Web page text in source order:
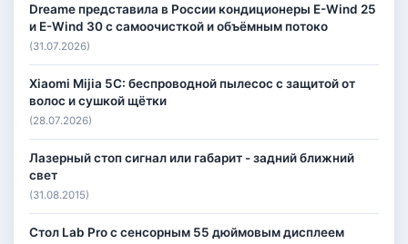
Dreame представила в России кондиционеры E-Wind 25
и E-Wind 30 с самоочисткой и объёмным потоко
(31.07.2026)
Xiaomi Mijia 5C: беспроводной пылесос с защитой от
волос и сушкой щётки
(28.07.2026)
Лазерный стоп сигнал или габарит - задний ближний
свет
(31.08.2015)
Стол Lab Pro с сенсорным 55 дюймовым дисплеем